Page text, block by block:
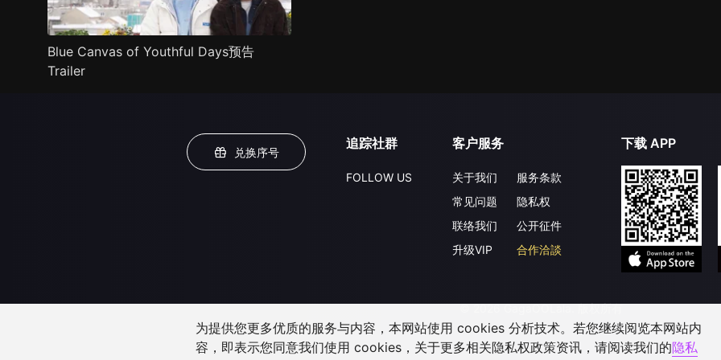
Blue Canvas of Youthful Days预告
Trailer
兑换序号
追踪社群
FOLLOW US
客户服务
关于我们
常见问题
联络我们
升级VIP
服务条款
隐私权
公开征件
合作洽談
下载 APP
©2026 GagaOOLala.版权所有
为提供您更多优质的服务与内容，本网站使用 cookies 分析技术。若您继续阅览本网站内
容，即表示您同意我们使用 cookies，关于更多相关隐私权政策资讯，请阅读我们的隐私